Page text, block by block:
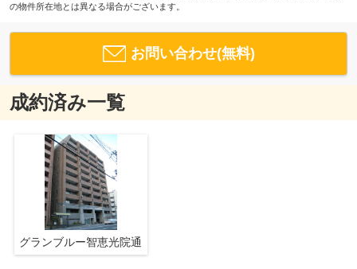
の物件所在地とは異なる場合がございます。
お問い合わせ(無料)
成約済み一覧
グランブルー智恵光院通